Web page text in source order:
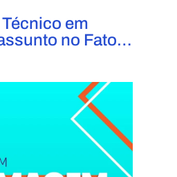
em
no Fato